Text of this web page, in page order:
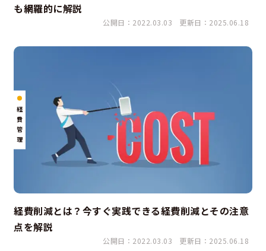
も網羅的に解説
公開日：2022.03.03 更新日：2025.06.18
経
費
管
理
経費削減とは？今すぐ実践できる経費削減とその注意
点を解説
公開日：2022.03.03 更新日：2025.06.18